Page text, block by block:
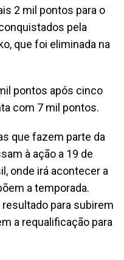
2 mil pontos para o
pela
que foi eliminada na
pontos após cinco
com 7 mil pontos.
que fazem parte da
à ação a 19 de
onde irá acontecer a
a temporada.
para subirem
a requalificação para